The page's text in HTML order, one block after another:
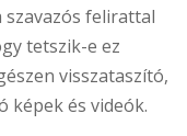
felirattal
tetszik-e ez
visszataszító,
képek és videók.